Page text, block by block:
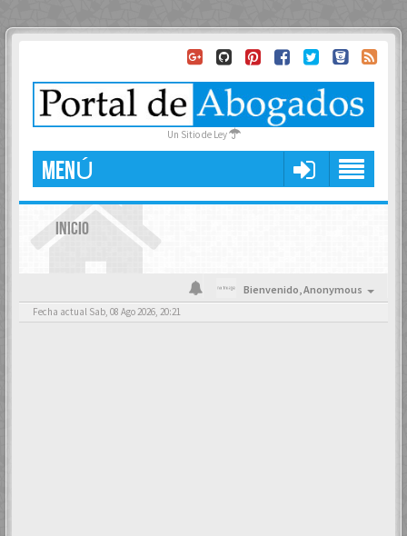
Un Sitio de Ley
MENÚ
INICIO
Bienvenido,Anonymous
Fecha actual Sab, 08 Ago 2026, 20:21